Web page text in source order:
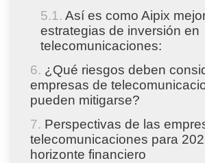
Así es como Aipix
estrategias de inversión en
telecomunicaciones:
¿Qué riesgos deben
empresas de
pueden mitigarse?
Perspectivas de las
telecomunicaciones para
horizonte financiero